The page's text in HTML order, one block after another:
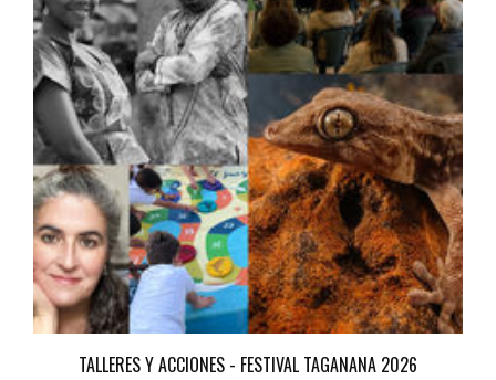
TALLERES Y ACCIONES - FESTIVAL TAGANANA 2026